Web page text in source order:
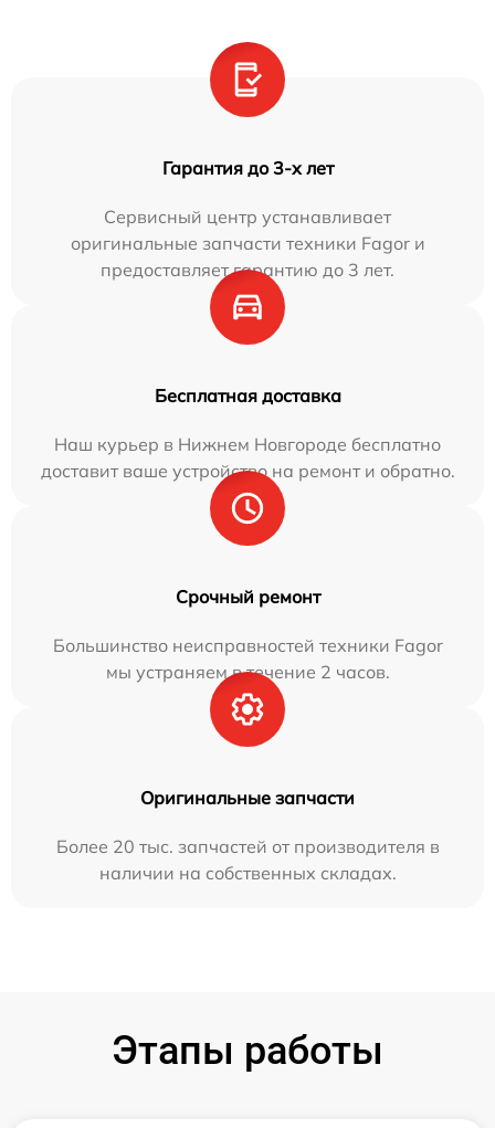
Гарантия до 3-х лет
Сервисный центр устанавливает
оригинальные запчасти техники Fagor и
предоставляет гарантию до 3 лет.
Бесплатная доставка
Наш курьер в Нижнем Новгороде бесплатно
доставит ваше устройство на ремонт и обратно.
Срочный ремонт
Большинство неисправностей техники Fagor
мы устраняем в течение 2 часов.
Оригинальные запчасти
Более 20 тыс. запчастей от производителя в
наличии на собственных складах.
Этапы работы